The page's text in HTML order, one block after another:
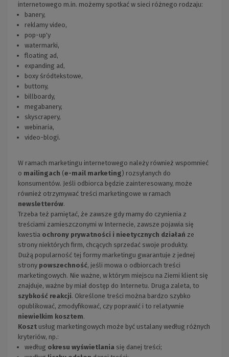
internetowego m.in. możemy spotkać w sieci różnego rodzaju:
banery,
reklamy video,
pop-up'y
watermarki,
floating ad,
expanding ad,
boxy śródtekstowe,
buttony,
billboardy,
megabanery,
skyscrapery,
webinaria,
video-blogi.
W ramach marketingu internetowego należy również wspomnieć
o mailingach (e-mail marketing) rozsyłanych do
konsumentów. Jeśli odbiorca będzie zainteresowany, może
również otrzymywać treści marketingowe w ramach
newsletterów.
Trzeba też pamiętać, że zawsze gdy mamy do czynienia z
treściami zamieszczonymi w Internecie, zawsze pojawia się
kwestia ochrony prywatności i nieetycznych działań ze
strony niektórych firm, chcących sprzedać swoje produkty.
Dużą popularność tej formy marketingu gwarantuje z jednej
strony powszechność, jeśli mowa o odbiorcach treści
marketingowych. Nie ważne, w którym miejscu na Ziemi klient się
znajduje, ważne by miał dostęp do Internetu. Druga zaleta, to
szybkość reakcji. Określone treści można bardzo szybko
opublikować, zmodyfikować, czy poprawić i to relatywnie
niewielkim kosztem.
Koszt usług marketingowych może być ustalany według różnych
kryteriów, np.:
według okresu wyświetlania się danej treści;